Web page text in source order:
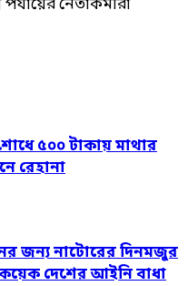
নেতাকর্মীরা
৫০০ টাকায় মাথার
রেহানা
জন্য নাটোরের দিনমজুর
কয়েক দেশের আইনি বাধা